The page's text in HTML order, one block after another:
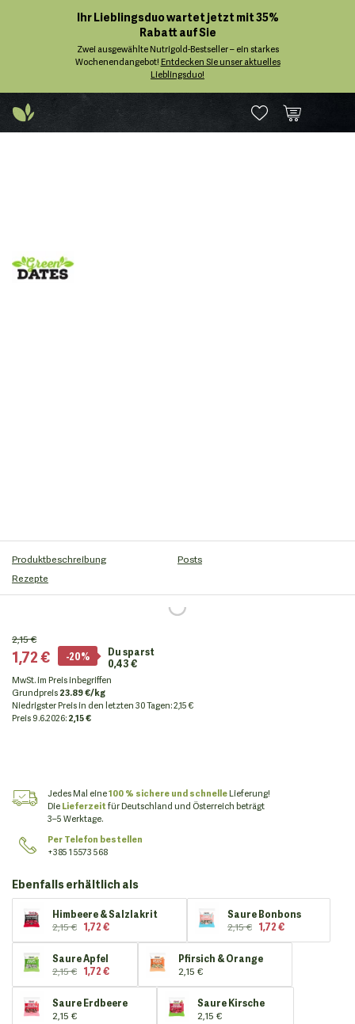
Ihr Lieblingsduo wartet jetzt mit 35%
Rabatt auf Sie
Zwei ausgewählte Nutrigold-Bestseller – ein starkes
Wochenendangebot! Entdecken Sie unser aktuelles
Lieblingsduo!
Produktbeschreibung
Posts
Rezepte
2,15 €
1,72 € -20%
Du sparst
0,43 €
MwSt. im Preis inbegriffen
Grundpreis23.89 €/kg
Niedrigster Preis in den letzten 30 Tagen:2,15 €
Preis9.6.2026:2,15 €
Jedes Mal eine100 % sichere und schnelleLieferung!
DieLieferzeitfür Deutschland und Österreich beträgt
3–5 Werktage.
Per Telefon bestellen
+385 1 5573 568
Ebenfalls erhältlich als
Himbeere & Salzlakrit
2,15 € 1,72 €
Saure Bonbons
2,15 € 1,72 €
Saure Apfel
2,15 € 1,72 €
Pfirsich & Orange
2,15 €
Saure Erdbeere
2,15 €
Saure Kirsche
2,15 €